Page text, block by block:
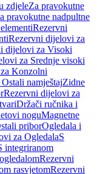
zdjeleZa pravokutne
pravokutne nadpultne
Rezervni
Rezervni dijelovi za
dijelovi za Visoki
za Srednje visoki
Konzolni
namještajZidne
Rezervni dijelovi za
Držači ručnika i
noguMagnetne
priborOgledala i
za OgledalaS
integriranom
Rezervni
rasvjetomRezervni